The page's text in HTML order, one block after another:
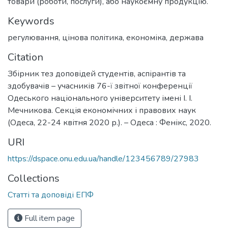
Keywords
регулювання, цінова політика, економіка, держава
Citation
Збірник тез доповідей студентів, аспірантів та
здобувачів – учасників 76-ї звітної конференції
Одеського національного університету імені І. І.
Мечникова. Секція економічних і правових наук
(Одеса, 22-24 квітня 2020 р.). – Одеса : Фенікс, 2020.
URI
https://dspace.onu.edu.ua/handle/123456789/27983
Collections
Статті та доповіді ЕПФ
Full item page